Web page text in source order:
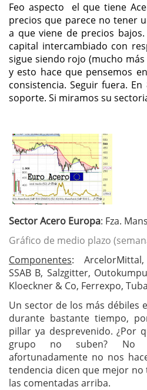
Feo aspecto el que tiene
precios que parece no tener
a que viene de precios
capital intercambiado con
sigue siendo rojo (mucho
y esto hace que pensemos
consistencia. Seguir fuera.
soporte. Si miramos su
Sector Acero Europa: Fza.
Gráfico de medio plazo
Componentes:
SSAB B, Salzgitter,
Kloeckner & Co, Ferrexpo,
Un sector de los más débiles
durante bastante tiempo,
pillar ya desprevenido. ¿Por
grupo no suben? No
afortunadamente no nos
tendencia dicen que mejor
las comentadas arriba.